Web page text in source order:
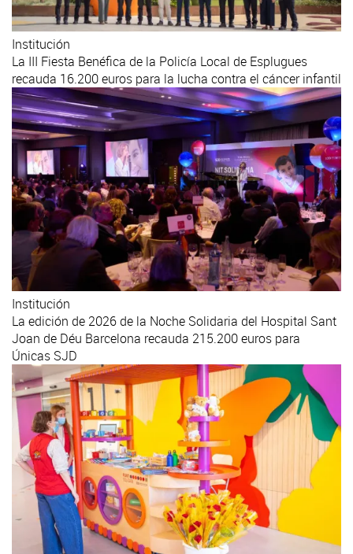
Institución
La III Fiesta Benéfica de la Policía Local de Esplugues
recauda 16.200 euros para la lucha contra el cáncer infantil
Institución
La edición de 2026 de la Noche Solidaria del Hospital Sant
Joan de Déu Barcelona recauda 215.200 euros para
Únicas SJD